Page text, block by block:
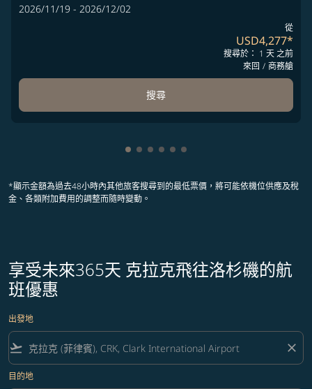
2026/11/19 - 2026/12/02
從
USD4,277*
搜尋於： 1 天 之前
來回 / 商務艙
搜尋
顯示 cmp-pagination-showing-
顯示 cmp-pagination-showing-
顯示 cmp-pagination-
顯示 cmp-pagination-
顯示 cmp-pagination-
顯示 cmp-pagination-
*顯示金額為過去48小時內其他旅客搜尋到的最低票價，將可能依機位供應及稅
金、各類附加費用的調整而隨時變動。
享受未來365天 克拉克飛往洛杉磯的航
班優惠
出發地
flight_takeoff close
目的地